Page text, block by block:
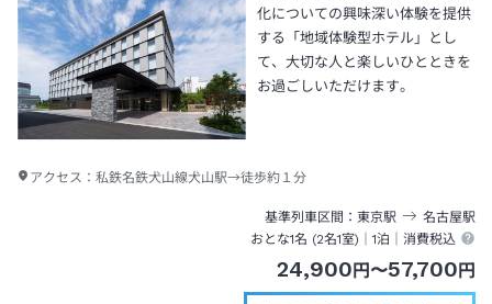
化についての興味深い体験を提供
する「地域体験型ホテル」とし
て、大切な人と楽しいひとときを
お過ごしいただけます。
アクセス： 私鉄名鉄犬山線犬山駅→徒歩約１分
基準列車区間 東京駅 名古屋駅
おとな1名 (2名1室)｜1泊 ｜消費税込
24,900 円 〜57,700 円